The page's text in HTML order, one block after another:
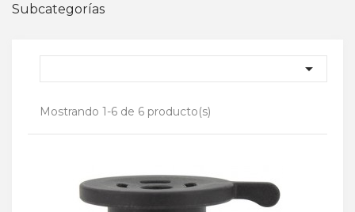
Subcategorías

Mostrando 1-6 de 6 producto(s)